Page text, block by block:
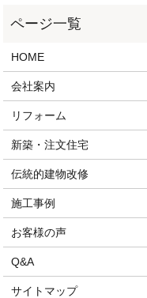
HOME
会社案内
リフォーム
新築・注文住宅
伝統的建物改修
施工事例
お客様の声
Q&A
サイトマップ